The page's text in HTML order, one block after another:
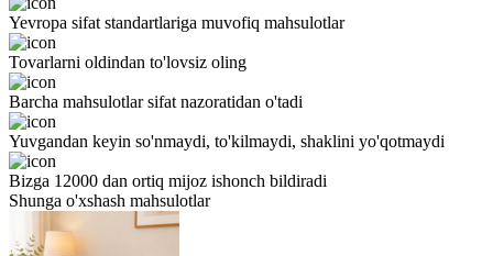
Yevropa sifat standartlariga muvofiq mahsulotlar
Tovarlarni oldindan to'lovsiz oling
Barcha mahsulotlar sifat nazoratidan o'tadi
Yuvgandan keyin so'nmaydi, to'kilmaydi, shaklini yo'qotmaydi
Bizga 12000 dan ortiq mijoz ishonch bildiradi
Shunga o'xshash mahsulotlar